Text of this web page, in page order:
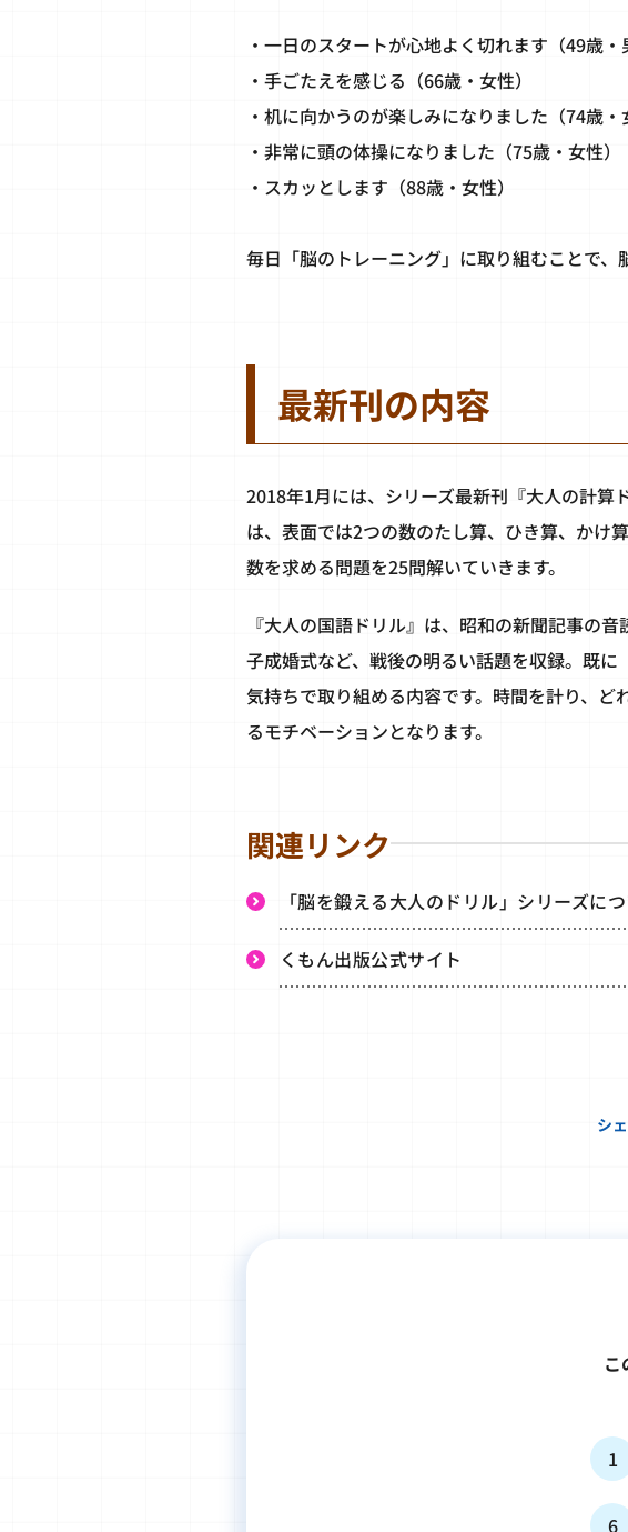
・一日のスタートが心地よく切れます（49歳・
・手ごたえを感じる（66歳・女性）
・机に向かうのが楽しみになりました（74歳・
・非常に頭の体操になりました（75歳・女性）
・スカッとします（88歳・女性）
毎日「脳のトレーニング」に取り組むことで、
最新刊の内容
2018年1月には、シリーズ最新刊『大人の計算
は、表面では2つの数のたし算、ひき算、かけ
数を求める問題を25問解いていきます。
『大人の国語ドリル』は、昭和の新聞記事の
子成婚式など、戦後の明るい話題を収録。既
気持ちで取り組める内容です。時間を計り、
るモチベーションとなります。
関連リンク
「脳を鍛える大人のドリル」シリーズに
くもん出版公式サイト
シ
こ
1
6